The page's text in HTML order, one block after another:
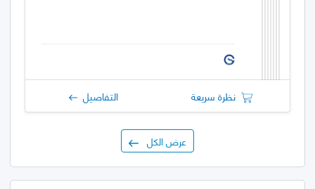
نظرة سريعة التفاصيل
عرض الكل